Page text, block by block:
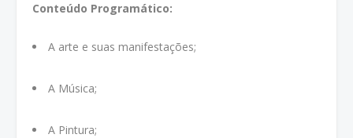
Conteúdo Programático:
A arte e suas manifestações;
A Música;
A Pintura;